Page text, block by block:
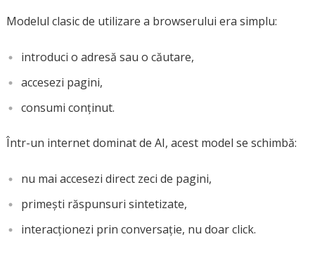
Modelul clasic de utilizare a browserului era simplu:
introduci o adresă sau o căutare,
accesezi pagini,
consumi conținut.
Într-un internet dominat de AI, acest model se schimbă:
nu mai accesezi direct zeci de pagini,
primești răspunsuri sintetizate,
interacționezi prin conversație, nu doar click.